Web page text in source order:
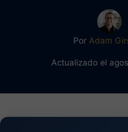
Por Adam
Actualizado el